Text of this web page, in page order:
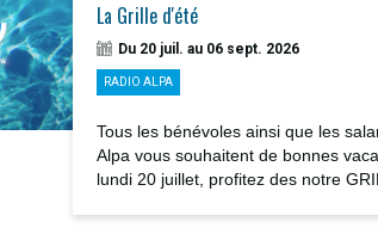
La Grille d'été
Du 20 juil. au 06 sept. 2026
RADIO ALPA
Tous les bénévoles ainsi que les
Alpa vous souhaitent de bonnes
lundi 20 juillet, profitez des notre